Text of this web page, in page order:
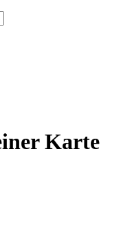
Karte